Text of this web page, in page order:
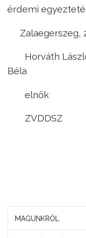
érdemi
Zalaegerszeg,
Béla
MAGUNKRÓL